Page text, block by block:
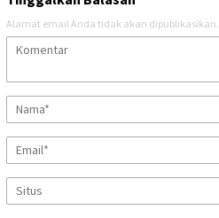
Alamat email Anda tidak akan dipublikasikan.